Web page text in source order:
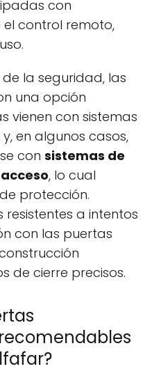
con
control remoto,
la seguridad, las
una opción
vienen con sistemas
en algunos casos,
con sistemas de
, lo cual
protección.
resistentes a intentos
con las puertas
de cierre precisos.